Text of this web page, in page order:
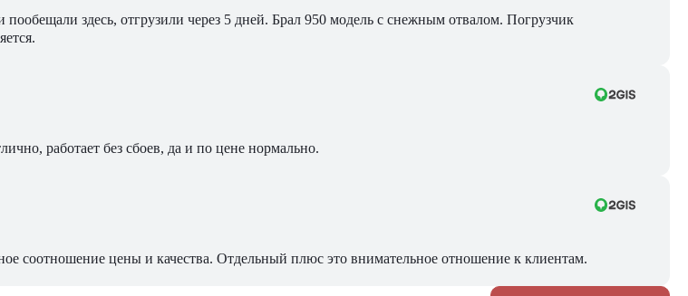
здесь, отгрузили через 5 дней. Брал 950 модель с снежным отвалом. Погрузчик
работает без сбоев, да и по цене нормально.
соотношение цены и качества. Отдельный плюс это внимательное отношение к клиентам.